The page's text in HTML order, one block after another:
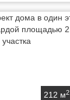
212 м2